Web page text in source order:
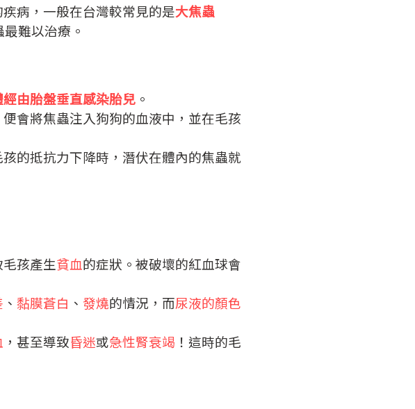
病，一般在台灣較常見的是大焦蟲
難以治療。
經由胎盤垂直感染胎兒 。
會將焦蟲注入狗狗的血液中，並在毛孩
的抵抗力下降時，潛伏在體內的焦蟲就
孩產生貧血的症狀。被破壞的紅血球會
、 黏膜蒼白 、 發燒的情況，而尿液的顏色
，甚至導致昏迷或急性腎衰竭 ！這時的毛